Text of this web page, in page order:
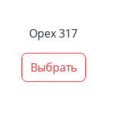
Орех 317
Выбрать